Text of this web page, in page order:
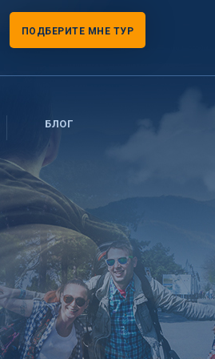
ПОДБЕРИТЕ МНЕ ТУР
БЛОГ